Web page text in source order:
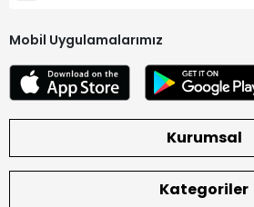
Mobil Uygulamalarımız
Kurumsal
Kategoriler